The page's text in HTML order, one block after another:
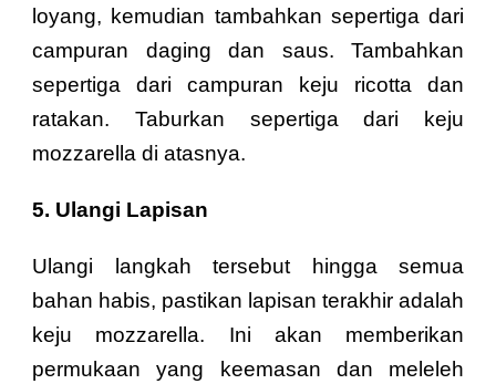
loyang, kemudian tambahkan sepertiga dari
campuran daging dan saus. Tambahkan
sepertiga dari campuran keju ricotta dan
ratakan. Taburkan sepertiga dari keju
mozzarella di atasnya.
5. Ulangi Lapisan
Ulangi langkah tersebut hingga semua
bahan habis, pastikan lapisan terakhir adalah
keju mozzarella. Ini akan memberikan
permukaan yang keemasan dan meleleh